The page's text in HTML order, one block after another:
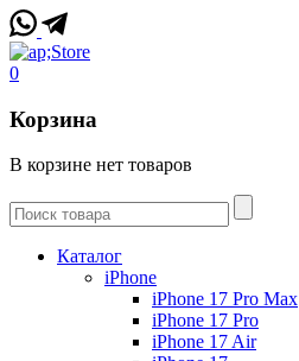
0
Корзина
В корзине нет товаров
Каталог
iPhone
iPhone 17 Pro Max
iPhone 17 Pro
iPhone 17 Air